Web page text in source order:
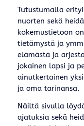
Tutustumalla
nuorten sekä
kokemustietoon
tietämystä ja
elämästä ja
jokainen lapsi ja
ainutkertainen
ja oma tarinansa.
Näiltä sivulla
ajatuksia sekä